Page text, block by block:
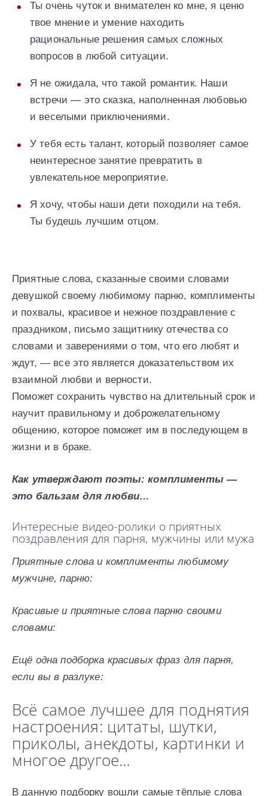
Ты очень чуток и внимателен ко мне, я ценю
твое мнение и умение находить
рациональные решения самых сложных
вопросов в любой ситуации.
Я не ожидала, что такой романтик. Наши
встречи — это сказка, наполненная любовью
и веселыми приключениями.
У тебя есть талант, который позволяет самое
неинтересное занятие превратить в
увлекательное мероприятие.
Я хочу, чтобы наши дети походили на тебя.
Ты будешь лучшим отцом.
Приятные слова, сказанные своими словами
девушкой своему любимому парню, комплименты
и похвалы, красивое и нежное поздравление с
праздником, письмо защитнику отечества со
словами и заверениями о том, что его любят и
ждут, — все это является доказательством их
взаимной любви и верности.
Поможет сохранить чувство на длительный срок и
научит правильному и доброжелательному
общению, которое поможет им в последующем в
жизни и в браке.
Как утверждают поэты: комплименты —
это бальзам для любви…
Интересные видео-ролики о приятных
поздравления для парня, мужчины или мужа
Приятные слова и комплименты любимому
мужчине, парню:
Красивые и приятные слова парню своими
словами:
Ещё одна подборка красивых фраз для парня,
если вы в разлуке:
Всё самое лучшее для поднятия
настроения: цитаты, шутки,
приколы, анекдоты, картинки и
многое другое…
В данную подборку вошли самые тёплые слова